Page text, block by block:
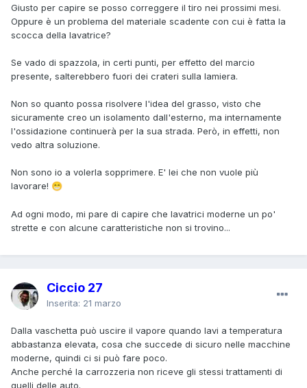
Giusto per capire se posso correggere il tiro nei prossimi mesi.
Oppure è un problema del materiale scadente con cui è fatta la
scocca della lavatrice?
Se vado di spazzola, in certi punti, per effetto del marcio
presente, salterebbero fuori dei crateri sulla lamiera.
Non so quanto possa risolvere l'idea del grasso, visto che
sicuramente creo un isolamento dall'esterno, ma internamente
l'ossidazione continuerà per la sua strada. Però, in effetti, non
vedo altra soluzione.
Non sono io a volerla sopprimere. E' lei che non vuole più
lavorare! 😁
Ad ogni modo, mi pare di capire che lavatrici moderne un po'
strette e con alcune caratteristiche non si trovino...
Ciccio 27
Inserita: 21 marzo
Dalla vaschetta può uscire il vapore quando lavi a temperatura
abbastanza elevata, cosa che succede di sicuro nelle macchine
moderne, quindi ci si può fare poco.
Anche perché la carrozzeria non riceve gli stessi trattamenti di
quelli delle auto.